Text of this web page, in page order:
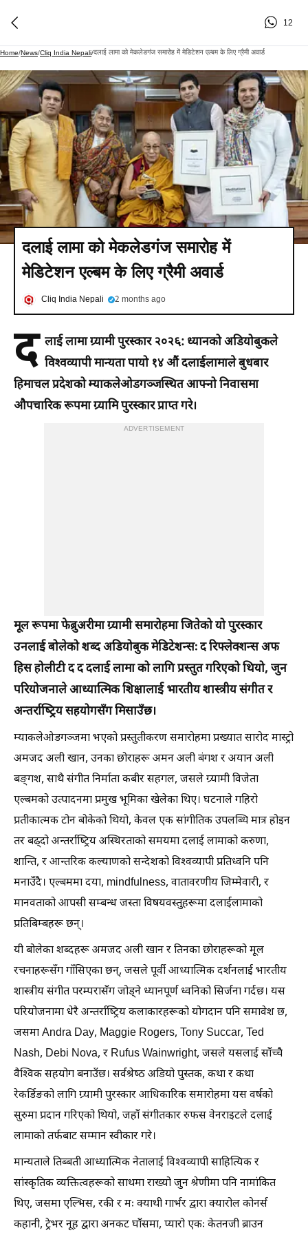
12
Home/News/Cliq India Nepali/दलाई लामा को मेकलेडगंज समारोह में मेडिटेशन एल्बम के लिए ग्रैमी अवार्ड
दलाई लामा को मेकलेडगंज समारोह में
मेडिटेशन एल्बम के लिए ग्रैमी अवार्ड
Cliq India Nepali 2 months ago
द लाई लामा ग्र्यामी पुरस्कार २०२६: ध्यानको अडियोबुकले
विश्वव्यापी मान्यता पायो १४ औं दलाईलामाले बुधबार
हिमाचल प्रदेशको म्याकलेओडगञ्जस्थित आफ्नो निवासमा
औपचारिक रूपमा ग्र्यामि पुरस्कार प्राप्त गरे।
ADVERTISEMENT
मूल रूपमा फेब्रुअरीमा ग्र्यामी समारोहमा जितेको यो पुरस्कार
उनलाई बोलेको शब्द अडियोबुक मेडिटेशन्सः द रिफ्लेक्शन्स अफ
हिस होलीटी द द दलाई लामा को लागि प्रस्तुत गरिएको थियो, जुन
परियोजनाले आध्यात्मिक शिक्षालाई भारतीय शास्त्रीय संगीत र
अन्तर्राष्ट्रिय सहयोगसँग मिसाउँछ।
म्याकलेओडगञ्जमा भएको प्रस्तुतीकरण समारोहमा प्रख्यात सारोद मास्ट्रो
अमजद अली खान, उनका छोराहरू अमन अली बंगश र अयान अली
बङ्गश, साथै संगीत निर्माता कबीर सहगल, जसले ग्र्यामी विजेता
एल्बमको उत्पादनमा प्रमुख भूमिका खेलेका थिए। घटनाले गहिरो
प्रतीकात्मक टोन बोकेको थियो, केवल एक सांगीतिक उपलब्धि मात्र होइन
तर बढ्दो अन्तर्राष्ट्रिय अस्थिरताको समयमा दलाई लामाको करुणा,
शान्ति, र आन्तरिक कल्याणको सन्देशको विश्वव्यापी प्रतिध्वनि पनि
मनाउँदै। एल्बममा दया, mindfulness, वातावरणीय जिम्मेवारी, र
मानवताको आपसी सम्बन्ध जस्ता विषयवस्तुहरूमा दलाईलामाको
प्रतिबिम्बहरू छन्।
यी बोलेका शब्दहरू अमजद अली खान र तिनका छोराहरूको मूल
रचनाहरूसँग गाँसिएका छन्, जसले पूर्वी आध्यात्मिक दर्शनलाई भारतीय
शास्त्रीय संगीत परम्परासँग जोड्ने ध्यानपूर्ण ध्वनिको सिर्जना गर्दछ। यस
परियोजनामा धेरै अन्तर्राष्ट्रिय कलाकारहरूको योगदान पनि समावेश छ,
जसमा Andra Day, Maggie Rogers, Tony Succar, Ted
Nash, Debi Nova, र Rufus Wainwright, जसले यसलाई साँच्चै
वैश्विक सहयोग बनाउँछ। सर्वश्रेष्ठ अडियो पुस्तक, कथा र कथा
रेकर्डिङको लागि ग्र्यामी पुरस्कार आधिकारिक समारोहमा यस वर्षको
सुरुमा प्रदान गरिएको थियो, जहाँ संगीतकार रुफस वेनराइटले दलाई
लामाको तर्फबाट सम्मान स्वीकार गरे।
मान्यताले तिब्बती आध्यात्मिक नेतालाई विश्वव्यापी साहित्यिक र
सांस्कृतिक व्यक्तित्वहरूको साथमा राख्यो जुन श्रेणीमा पनि नामांकित
थिए, जसमा एल्भिस, रकी र मः क्याथी गार्भर द्वारा क्यारोल कोनर्स
कहानी, ट्रेभर नूह द्वारा अनकट घाँसमा, प्यारो एकः केतनजी ब्राउन